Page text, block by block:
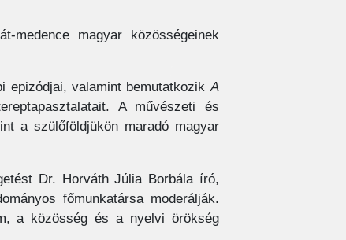
medence magyar közösségeinek
epizódjai, valamint bemutatkozikA
A művészeti és
a szülőföldjükön maradó magyar
Dr. Horváth Júlia Borbála író,
főmunkatársa moderálják.
a közösség és a nyelvi örökség